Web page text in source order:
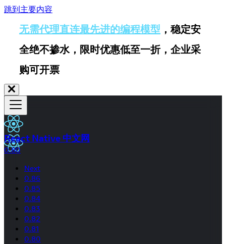
跳到主要内容
无需代理直连最先进的编程模型 ，稳定安
全绝不掺水，限时优惠低至一折，企业采
购可开票
React Native 中文网
0.80
Next
0.86
0.85
0.84
0.83
0.82
0.81
0.80